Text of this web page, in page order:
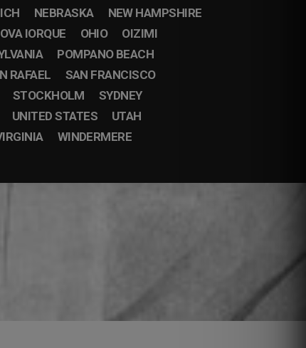
NEBRASKA
NEW HAMPSHIRE
IORQUE OHIO
OIZIMI
POMPANO BEACH
RAFAEL
SAN FRANCISCO
STOCKHOLM
SYDNEY
UNITED STATES
UTAH
WINDERMERE